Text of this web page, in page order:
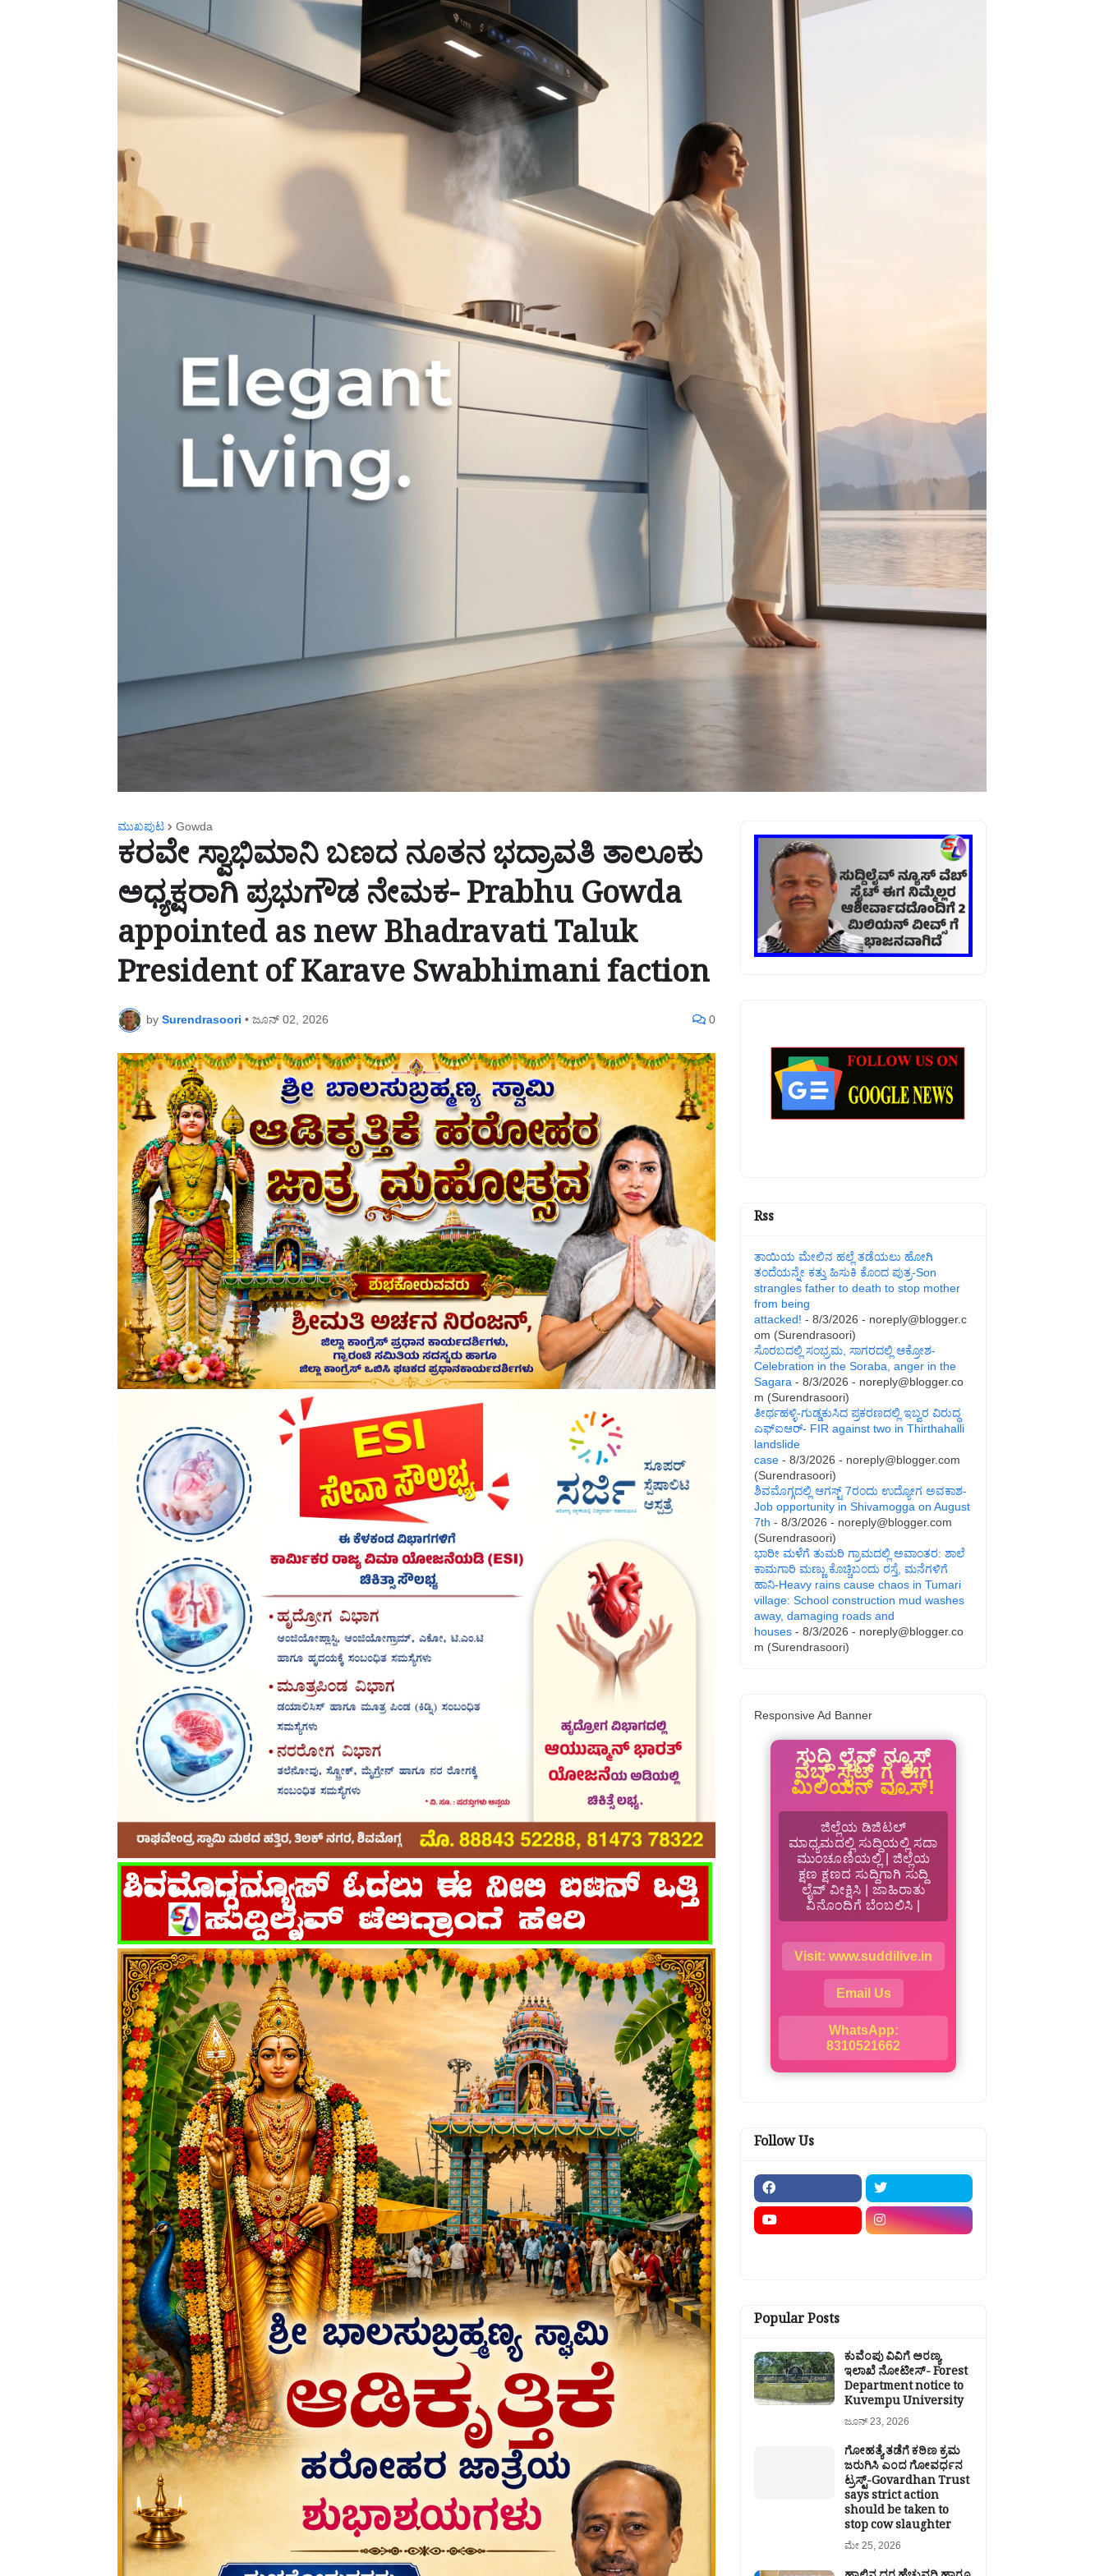
ಮುಖಪುಟ Gowda
ಕರವೇ ಸ್ವಾಭಿಮಾನಿ ಬಣದ ನೂತನ ಭದ್ರಾವತಿ ತಾಲೂಕು
ಅಧ್ಯಕ್ಷರಾಗಿ ಪ್ರಭುಗೌಡ ನೇಮಕ- Prabhu Gowda
appointed as new Bhadravati Taluk
President of Karave Swabhimani faction
by Surendrasoori • ಜೂನ್ 02, 2026 0
Rss
ತಾಯಿಯ ಮೇಲಿನ ಹಲ್ಲೆ ತಡೆಯಲು ಹೋಗಿ
ತಂದೆಯನ್ನೇ ಕತ್ತು ಹಿಸುಕಿ ಕೊಂದ ಪುತ್ರ-Son
strangles father to death to stop mother
from being
attacked! - 8/3/2026 - noreply@blogger.c
om (Surendrasoori)
ಸೊರಬದಲ್ಲಿ ಸಂಭ್ರಮ, ಸಾಗರದಲ್ಲಿ ಆಕ್ರೋಶ-
Celebration in the Soraba, anger in the
Sagara - 8/3/2026 - noreply@blogger.co
m (Surendrasoori)
ತೀರ್ಥಹಳ್ಳಿ-ಗುಡ್ಡಕುಸಿದ ಪ್ರಕರಣದಲ್ಲಿ ಇಬ್ವರ ವಿರುದ್ಧ
ಎಫ್ಐಆರ್- FIR against two in Thirthahalli
landslide
case - 8/3/2026 - noreply@blogger.com
(Surendrasoori)
ಶಿವಮೊಗ್ಗದಲ್ಲಿ ಆಗಸ್ಟ್ 7ರಂದು ಉದ್ಯೋಗ ಅವಕಾಶ-
Job opportunity in Shivamogga on August
7th - 8/3/2026 - noreply@blogger.com
(Surendrasoori)
ಭಾರೀ ಮಳೆಗೆ ತುಮರಿ ಗ್ರಾಮದಲ್ಲಿ ಅವಾಂತರ: ಶಾಲೆ
ಕಾಮಗಾರಿ ಮಣ್ಣು ಕೊಚ್ಚಿಬಂದು ರಸ್ತೆ, ಮನೆಗಳಿಗೆ
ಹಾನಿ-Heavy rains cause chaos in Tumari
village: School construction mud washes
away, damaging roads and
houses - 8/3/2026 - noreply@blogger.co
m (Surendrasoori)
Responsive Ad Banner
ಸುದ್ದಿ ಲೈವ್ ನ್ಯೂಸ್
ವೆಬ್ ಸೈಟ್ ಗೆ ಈಗ
ಮಿಲಿಯನ್ ವ್ಯೂಸ್!
ಜಿಲ್ಲೆಯ ಡಿಜಿಟಲ್
ಮಾಧ್ಯಮದಲ್ಲಿ ಸುದ್ದಿಯಲ್ಲಿ ಸದಾ
ಮುಂಚೂಣಿಯಲ್ಲಿ | ಜಿಲ್ಲೆಯ
ಕ್ಷಣ ಕ್ಷಣದ ಸುದ್ದಿಗಾಗಿ ಸುದ್ದಿ
ಲೈವ್ ವೀಕ್ಷಿಸಿ | ಜಾಹಿರಾತು
ವಿನೊಂದಿಗೆ ಬೆಂಬಲಿಸಿ |
Visit: www.suddilive.in
Email Us
WhatsApp:
8310521662
Follow Us
Popular Posts
ಕುವೆಂಪು ವಿವಿಗೆ ಅರಣ್ಯ
ಇಲಾಖೆ ನೋಟೀಸ್- Forest
Department notice to
Kuvempu University
ಜೂನ್ 23, 2026
ಗೋಹತ್ಯೆ ತಡೆಗೆ ಕಠಿಣ ಕ್ರಮ
ಜರುಗಿಸಿ ಎಂದ ಗೋವರ್ಧನ
ಟ್ರಸ್ಟ್-Govardhan Trust
says strict action
should be taken to
stop cow slaughter
ಮೇ 25, 2026